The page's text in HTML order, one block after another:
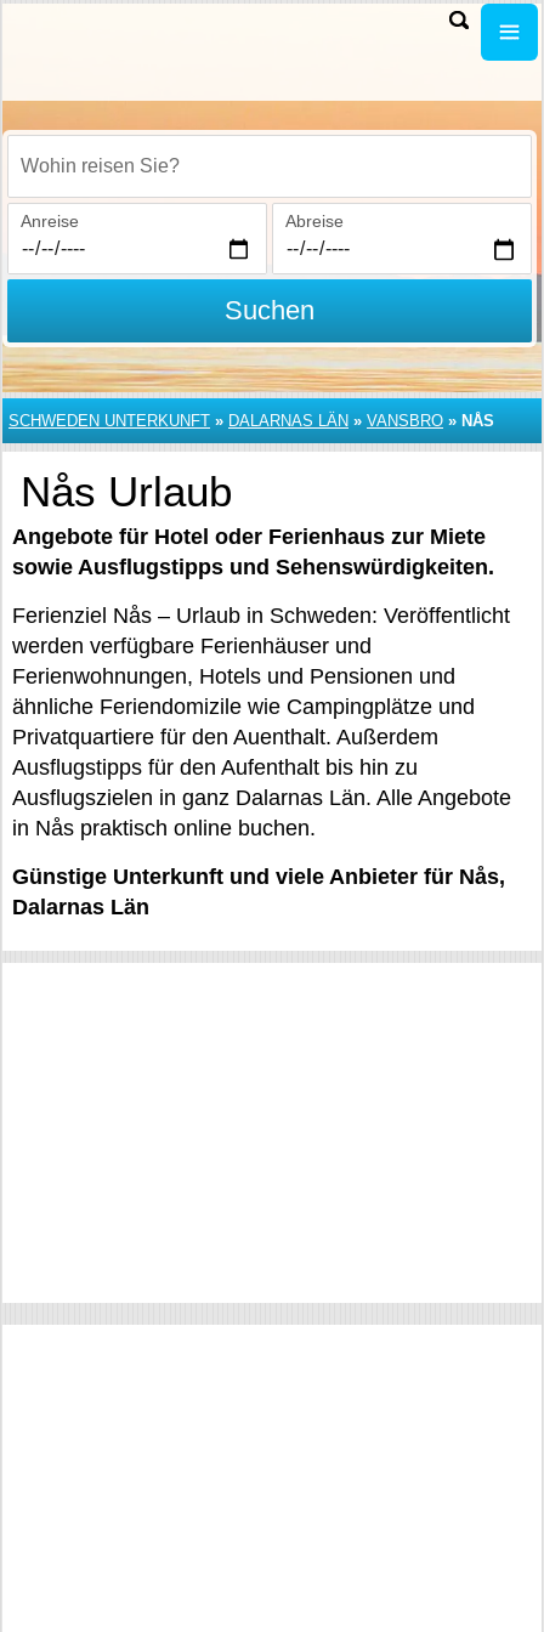
Wohin reisen Sie?
Anreise Abreise
Suchen
SCHWEDEN UNTERKUNFT » DALARNAS LÄN » VANSBRO » NÅS
Nås Urlaub
Angebote für Hotel oder Ferienhaus zur Miete
sowie Ausflugstipps und Sehenswürdigkeiten.
Ferienziel Nås – Urlaub in Schweden: Veröffentlicht
werden verfügbare Ferienhäuser und
Ferienwohnungen, Hotels und Pensionen und
ähnliche Feriendomizile wie Campingplätze und
Privatquartiere für den Auenthalt. Außerdem
Ausflugstipps für den Aufenthalt bis hin zu
Ausflugszielen in ganz Dalarnas Län. Alle Angebote
in Nås praktisch online buchen.
Günstige Unterkunft und viele Anbieter für Nås,
Dalarnas Län